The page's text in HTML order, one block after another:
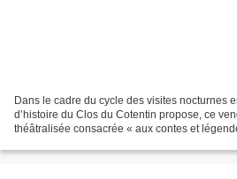
Dans le cadre du cycle des visites nocturnes
d’histoire du Clos du Cotentin propose, ce
théâtralisée consacrée « aux contes et